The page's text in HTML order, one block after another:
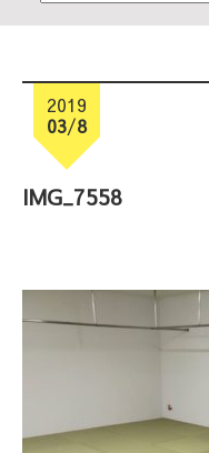
2019
03/8
IMG_7558